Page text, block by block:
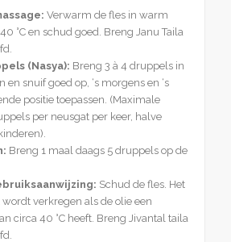
Verwarm de fles in warm
°C en schud goed. Breng Janu Taila
(Nasya): Breng 3 à 4 druppels in
en snuif goed op, ‘s morgens en ‘s
positie toepassen. (Maximale
per neusgat per keer, halve
Breng 1 maal daags 5 druppels op de
Schud de fles. Het
wordt verkregen als de olie een
circa 40 °C heeft. Breng Jivantal taila